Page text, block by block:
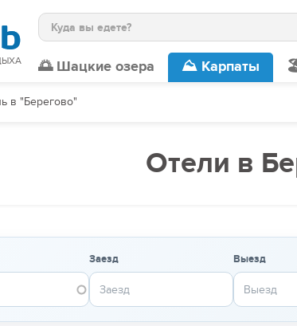
Поиск
🌅 Шацкие озера ⛰️ Карпаты
в "Берегово"
Отели в
Заезд Выезд